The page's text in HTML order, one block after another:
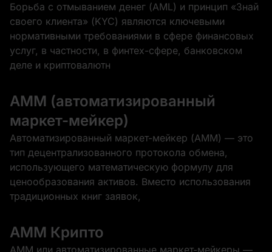
Борьба с отмыванием денег (AML) и принцип «Знай
своего клиента» (KYC) являются ключевыми
нормативными требованиями в сфере финансовых
услуг, в частности, в финтех-сфере, банковском
деле и криптовалютн
AMM (автоматизированный
маркет-мейкер)
Автоматизированный маркет-мейкер (AMM) — это
тип децентрализованного протокола обмена,
использующего математическую формулу для
ценообразования активов. Вместо использования
традиционных книг заявок,
AMM Крипто
AMM или автоматизированные маркет-мейкеры —